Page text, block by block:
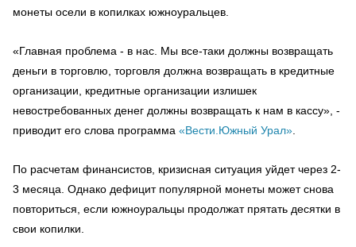
монеты осели в копилках южноуральцев.
«Главная проблема - в нас. Мы все-таки должны возвращать
деньги в торговлю, торговля должна возвращать в кредитные
организации, кредитные организации излишек
невостребованных денег должны возвращать к нам в кассу», -
приводит его слова программа «Вести.Южный Урал»
По расчетам финансистов, кризисная ситуация уйдет через 2-
3 месяца. Однако дефицит популярной монеты может снова
повториться, если южноуральцы продолжат прятать десятки в
свои копилки.